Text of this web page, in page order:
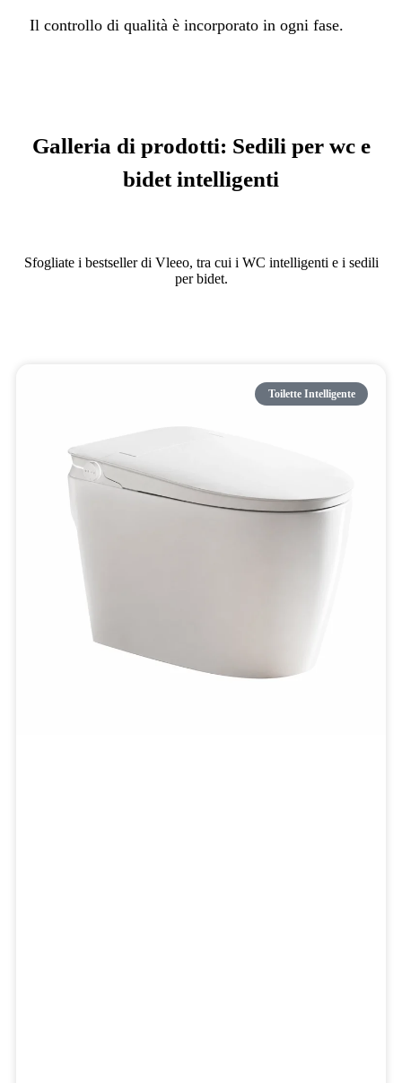
Il controllo di qualità è incorporato in ogni fase.
Galleria di prodotti: Sedili per wc e
bidet intelligenti
Sfogliate i bestseller di Vleeo, tra cui i WC intelligenti e i sedili
per bidet.
Toilette Intelligente